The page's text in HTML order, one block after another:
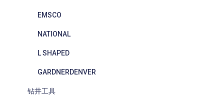
EMSCO
NATIONAL
L SHAPED
GARDNERDENVER
钻井工具